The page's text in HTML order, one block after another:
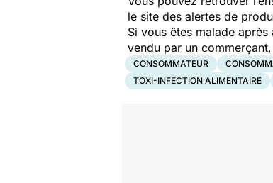
le site des alertes de
Si vous êtes malade
vendu par un
CONSOMMATEUR
TOXI-INFECTION ALIMENTAIRE